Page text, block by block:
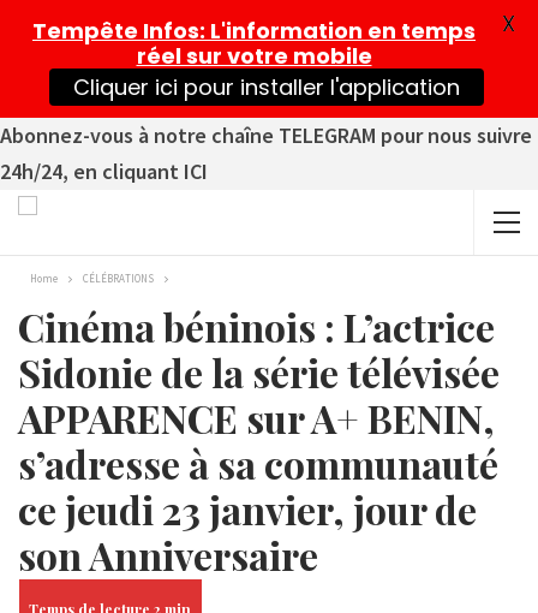
Abonnez-vous à notre chaîne TELEGRAM pour nous suivre
24h/24, en cliquant ICI
Home CÉLÉBRATIONS
Cinéma béninois : L’actrice
Sidonie de la série télévisée
APPARENCE sur A+ BENIN,
s’adresse à sa communauté
ce jeudi 23 janvier, jour de
son Anniversaire
Tempête Infos: L'information en temps
réel sur votre mobile
Cliquer ici pour installer l'application
X